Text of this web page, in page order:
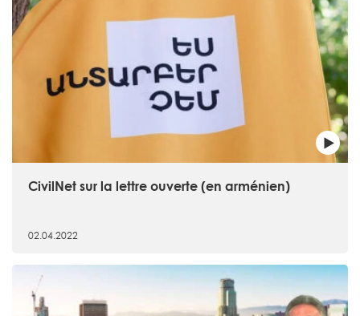
CivilNet sur la lettre ouverte (en arménien)
02.04.2022